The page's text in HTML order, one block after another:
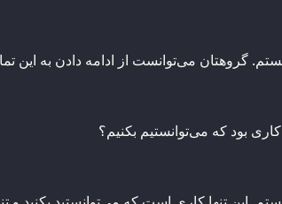
گروهتان می‌توانست از ادامه‌ دادن به
کاری بود که می‌توانستیم بکنیم؟